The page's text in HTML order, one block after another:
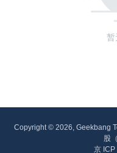
暂
Copyright © 2026, Geekbang
股
京